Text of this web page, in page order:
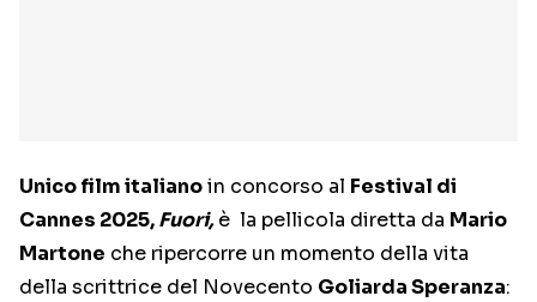
Unico film italianoin concorso al Festival di
Cannes 2025,Fuori,è la pellicola diretta da Mario
Martone che ripercorre un momento della vita
della scrittrice del Novecento Goliarda Speranza: